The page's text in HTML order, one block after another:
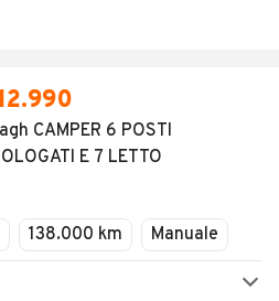
CAMPER 6 POSTI
E 7 LETTO
138.000 km Manuale